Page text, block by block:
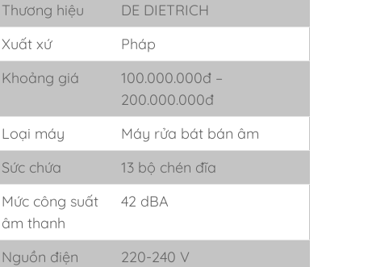
Thương hiệu
DE DIETRICH
Xuất xứ
Pháp
Khoảng giá
100.000.000đ –
200.000.000đ
Loại máy
Máy rửa bát bán âm
Sức chứa
13 bộ chén đĩa
Mức công suất
âm thanh
42 dBA
Nguồn điện
220-240 V